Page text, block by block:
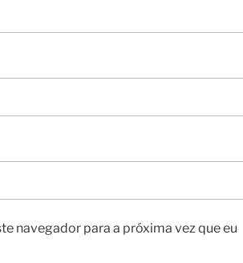
navegador para a próxima vez que eu